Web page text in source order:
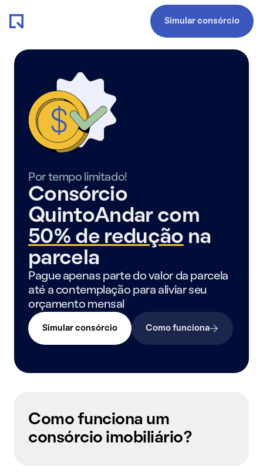
Simular consórcio
Por tempo limitado!
Consórcio
QuintoAndar com
50% de redução na
parcela
Pague apenas parte do valor da parcela
até a contemplação para aliviar seu
orçamento mensal
Simular consórcio Como funciona
Como funciona um
consórcio imobiliário?